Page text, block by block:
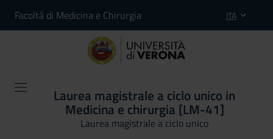
Facoltà di Medicina e Chirurgia ITA
Laurea magistrale a ciclo unico in
Medicina e chirurgia [LM-41]
Laurea magistrale a ciclo unico